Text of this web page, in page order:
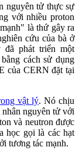
nguyên tử thực sự
với nhiều proton
là thứ gây ra
cứu của bà ở
phát triển một
cách sử dụng
của CERN đặt tại
vật lý. Nó chịu
nguyên tử với
và neutron được
học gọi là các hạt
tương tác mạnh.